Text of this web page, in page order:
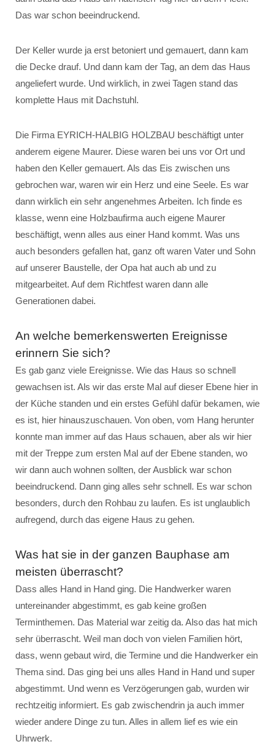
Das war schon beeindruckend.
Der Keller wurde ja erst betoniert und gemauert, dann kam
die Decke drauf. Und dann kam der Tag, an dem das Haus
angeliefert wurde. Und wirklich, in zwei Tagen stand das
komplette Haus mit Dachstuhl.
Die Firma EYRICH-HALBIG HOLZBAU beschäftigt unter
anderem eigene Maurer. Diese waren bei uns vor Ort und
haben den Keller gemauert. Als das Eis zwischen uns
gebrochen war, waren wir ein Herz und eine Seele. Es war
dann wirklich ein sehr angenehmes Arbeiten. Ich finde es
klasse, wenn eine Holzbaufirma auch eigene Maurer
beschäftigt, wenn alles aus einer Hand kommt. Was uns
auch besonders gefallen hat, ganz oft waren Vater und Sohn
auf unserer Baustelle, der Opa hat auch ab und zu
mitgearbeitet. Auf dem Richtfest waren dann alle
Generationen dabei.
An welche bemerkenswerten Ereignisse
erinnern Sie sich?
Es gab ganz viele Ereignisse. Wie das Haus so schnell
gewachsen ist. Als wir das erste Mal auf dieser Ebene hier in
der Küche standen und ein erstes Gefühl dafür bekamen, wie
es ist, hier hinauszuschauen. Von oben, vom Hang herunter
konnte man immer auf das Haus schauen, aber als wir hier
mit der Treppe zum ersten Mal auf der Ebene standen, wo
wir dann auch wohnen sollten, der Ausblick war schon
beeindruckend. Dann ging alles sehr schnell. Es war schon
besonders, durch den Rohbau zu laufen. Es ist unglaublich
aufregend, durch das eigene Haus zu gehen.
Was hat sie in der ganzen Bauphase am
meisten überrascht?
Dass alles Hand in Hand ging. Die Handwerker waren
untereinander abgestimmt, es gab keine großen
Terminthemen. Das Material war zeitig da. Also das hat mich
sehr überrascht. Weil man doch von vielen Familien hört,
dass, wenn gebaut wird, die Termine und die Handwerker ein
Thema sind. Das ging bei uns alles Hand in Hand und super
abgestimmt. Und wenn es Verzögerungen gab, wurden wir
rechtzeitig informiert. Es gab zwischendrin ja auch immer
wieder andere Dinge zu tun. Alles in allem lief es wie ein
Uhrwerk.